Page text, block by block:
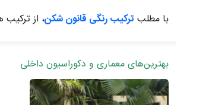
با مطلب ترکیب رنگی قانون شکن، از ترکیب
بهترین‌های معماری و دکوراسیون داخلی